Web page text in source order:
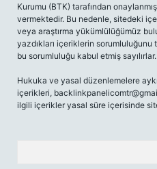
Kurumu (BTK) tarafından
vermektedir. Bu nedenle, sitedeki
veya araştırma yükümlülüğümüz
yazdıkları içeriklerin
bu sorumluluğu kabul etmiş sayılırlar.
Hukuka ve yasal düzenlemelere
içerikleri,
ilgili içerikler yasal süre içerisinde